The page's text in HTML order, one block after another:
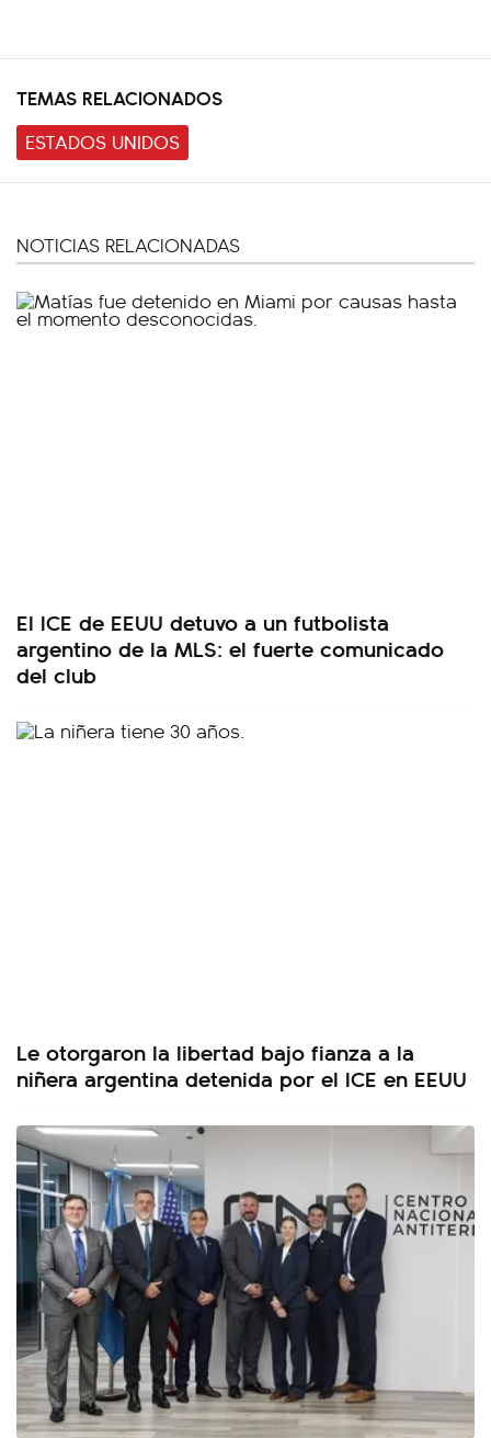
TEMAS RELACIONADOS
ESTADOS UNIDOS
NOTICIAS RELACIONADAS
El ICE de EEUU detuvo a un futbolista
argentino de la MLS: el fuerte comunicado
del club
Le otorgaron la libertad bajo fianza a la
niñera argentina detenida por el ICE en EEUU